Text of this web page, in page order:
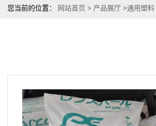
您当前的位置： 网站首页 > 产品展厅 >通用塑料